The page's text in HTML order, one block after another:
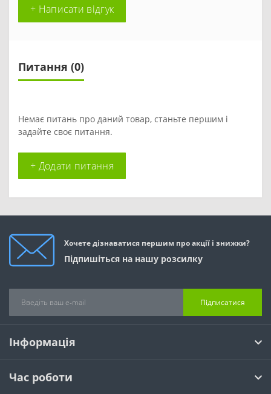
+ Написати відгук
Питання (0)
Немає питань про даний товар, станьте першим і
задайте своє питання.
+ Додати питання
Хочете дізнаватися першим про акції і знижки?
Підпишіться на нашу розсилку
Підписатися
Інформація
Час роботи